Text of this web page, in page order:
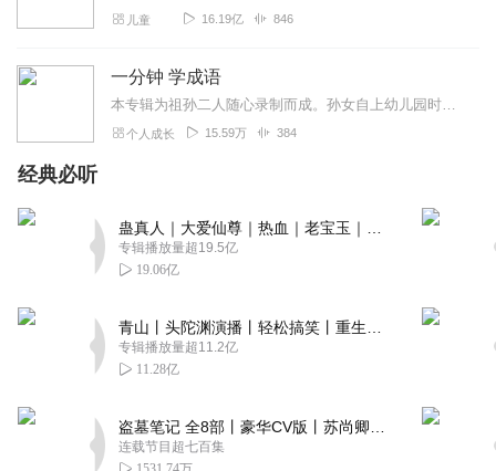
儿童 16.19亿 846
一分钟 学成语
本专辑为祖孙二人随心录制而成。孙女自上幼儿园时便开始参与录制，如今已步入小学阶段。专辑中的成语均选自正规书籍。感谢您的聆听与相伴！感恩喜马拉雅平台，让我们祖孙留...
个人成长 15.59万 384
经典必听
专辑播放量超19.5亿
19.06亿
专辑播放量超11.2亿
11.28亿
连载节目超七百集